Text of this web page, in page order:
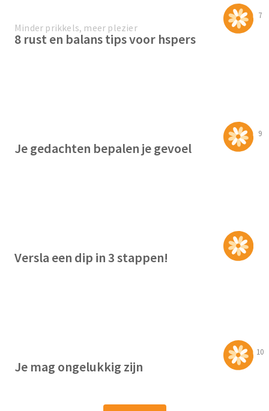
7
Minder prikkels, meer plezier
8 rust en balans tips voor hspers
9
Je gedachten bepalen je gevoel
Versla een dip in 3 stappen!
10
Je mag ongelukkig zijn